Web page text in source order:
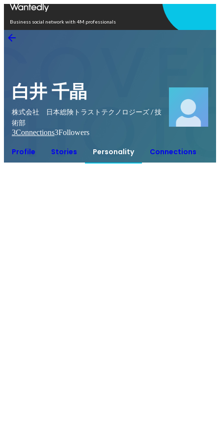
Business social network with 4M professionals
白井 千晶
株式会社 日本総険トラストテクノロジーズ / 技
術部
3Connections3Followers
Profile Stories Personality Connections